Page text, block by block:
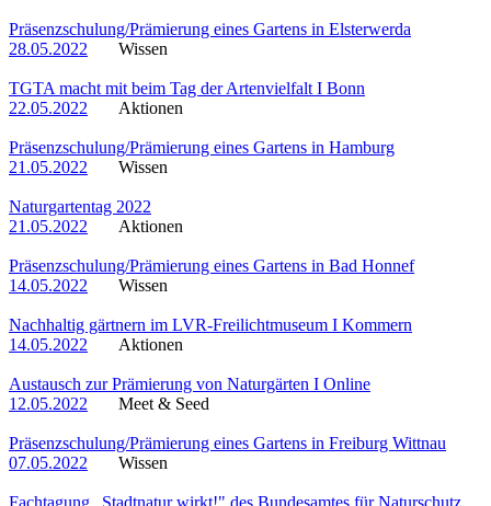
Präsenzschulung/Prämierung eines Gartens in Elsterwerda
28.05.2022
Wissen
TGTA macht mit beim Tag der Artenvielfalt I Bonn
22.05.2022
Aktionen
Präsenzschulung/Prämierung eines Gartens in Hamburg
21.05.2022
Wissen
Naturgartentag 2022
21.05.2022
Aktionen
Präsenzschulung/Prämierung eines Gartens in Bad Honnef
14.05.2022
Wissen
Nachhaltig gärtnern im LVR-Freilichtmuseum I Kommern
14.05.2022
Aktionen
Austausch zur Prämierung von Naturgärten I Online
12.05.2022
Meet & Seed
Präsenzschulung/Prämierung eines Gartens in Freiburg Wittnau
07.05.2022
Wissen
Fachtagung „Stadtnatur wirkt!" des Bundesamtes für Naturschutz